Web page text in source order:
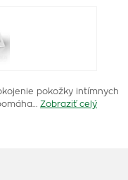
pokožky intímnych
Zobraziť celý